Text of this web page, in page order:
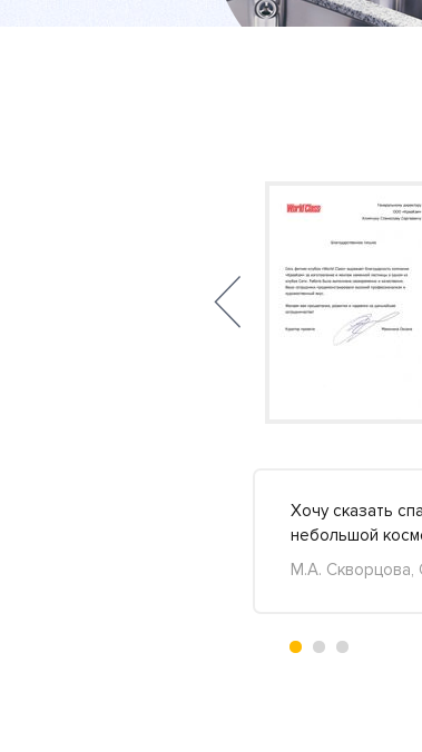
Хочу сказать
небольшой
М.А. Скворцова,